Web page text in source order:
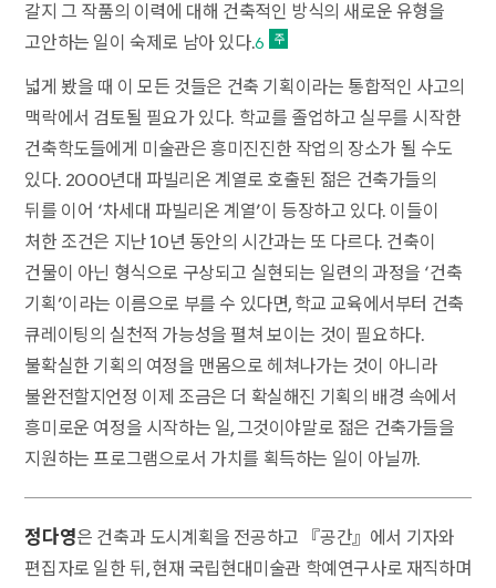
갈지 그 작품의 이력에 대해 건축적인 방식의 새로운 유형을
고안하는 일이 숙제로 남아 있다.6
넓게 봤을 때 이 모든 것들은 건축 기획이라는 통합적인 사고의
맥락에서 검토될 필요가 있다. 학교를 졸업하고 실무를 시작한
건축학도들에게 미술관은 흥미진진한 작업의 장소가 될 수도
있다. 2000년대 파빌리온 계열로 호출된 젊은 건축가들의
뒤를 이어 ‘차세대 파빌리온 계열’이 등장하고 있다. 이들이
처한 조건은 지난 10년 동안의 시간과는 또 다르다. 건축이
건물이 아닌 형식으로 구상되고 실현되는 일련의 과정을 ‘건축
기획’이라는 이름으로 부를 수 있다면, 학교 교육에서부터 건축
큐레이팅의 실천적 가능성을 펼쳐 보이는 것이 필요하다.
불확실한 기획의 여정을 맨몸으로 헤쳐나가는 것이 아니라
불완전할지언정 이제 조금은 더 확실해진 기획의 배경 속에서
흥미로운 여정을 시작하는 일, 그것이야말로 젊은 건축가들을
지원하는 프로그램으로서 가치를 획득하는 일이 아닐까.
정다영은 건축과 도시계획을 전공하고 『공간』에서 기자와
편집자로 일한 뒤, 현재 국립현대미술관 학예연구사로 재직하며